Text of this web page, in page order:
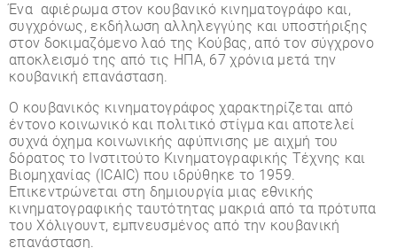
Ένα αφιέρωμα στον κουβανικό κινηματογράφο και,
συγχρόνως, εκδήλωση αλληλεγγύης και υποστήριξης
στον δοκιμαζόμενο λαό της Κούβας, από τον σύγχρονο
αποκλεισμό της από τις ΗΠΑ, 67 χρόνια μετά την
κουβανική επανάσταση.
Ο κουβανικός κινηματογράφος χαρακτηρίζεται από
έντονο κοινωνικό και πολιτικό στίγμα και αποτελεί
συχνά όχημα κοινωνικής αφύπνισης με αιχμή του
δόρατος το Ινστιτούτο Κινηματογραφικής Τέχνης και
Βιομηχανίας (ICAIC) που ιδρύθηκε το 1959.
Επικεντρώνεται στη δημιουργία μιας εθνικής
κινηματογραφικής ταυτότητας μακριά από τα πρότυπα
του Χόλιγουντ, εμπνευσμένος από την κουβανική
επανάσταση.